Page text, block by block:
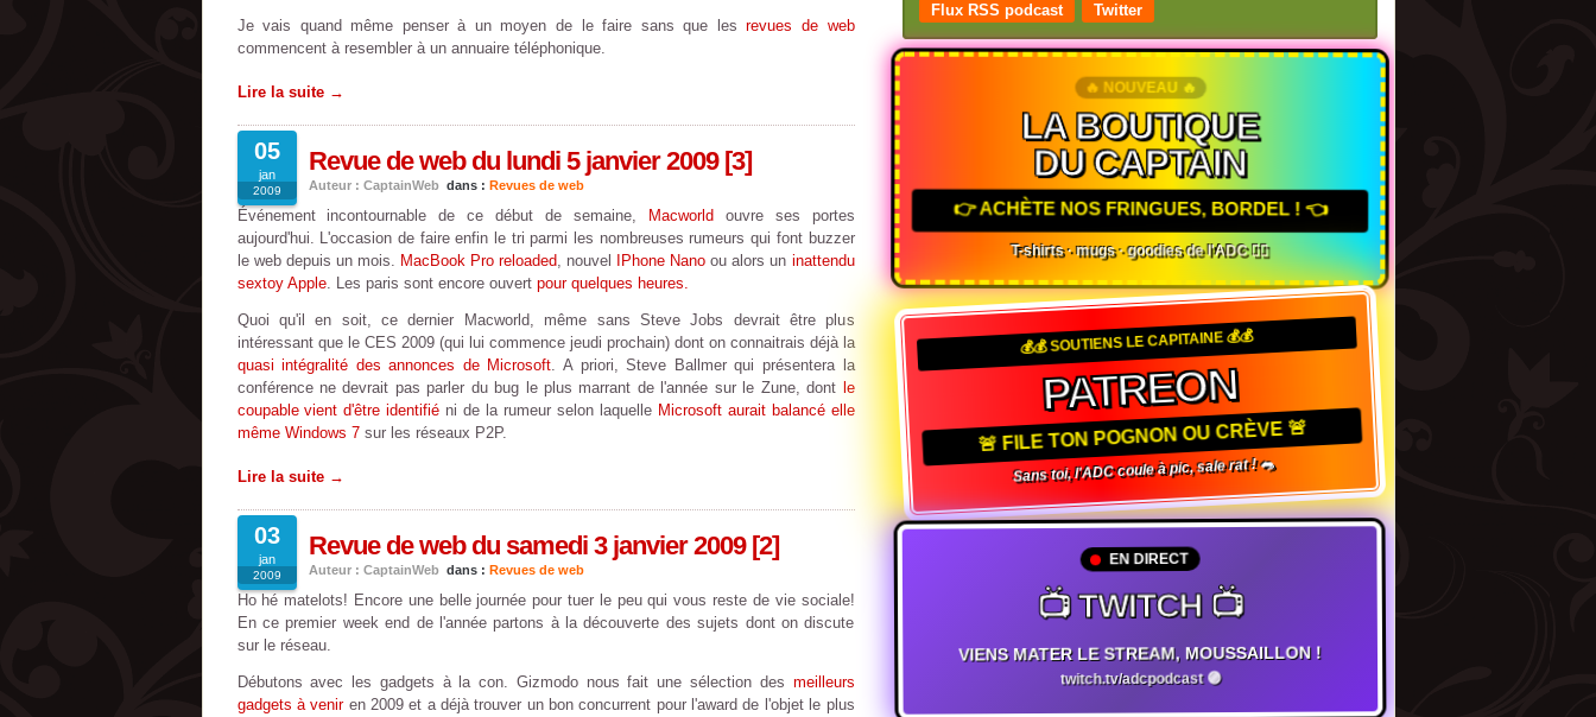
Je vais quand même penser à un moyen de le faire sans que lesrevues de web
commencent à resembler à un annuaire téléphonique.
Lire la suite →
05
jan
2009
Revue de web du lundi 5 janvier 2009 [3]
Auteur : CaptainWeb dans : Revues de web
Événement incontournable de ce début de semaine, Macworld ouvre ses portes
aujourd'hui. L'occasion de faire enfin le tri parmi les nombreuses rumeurs qui font buzzer
le web depuis un mois. MacBook Pro reloaded, nouvel IPhone Nano ou alors un inattendu
sextoy Apple. Les paris sont encore ouvert pour quelques heures.
Quoi qu'il en soit, ce dernier Macworld, même sans Steve Jobs devrait être plus
intéressant que le CES 2009 (qui lui commence jeudi prochain) dont on connaitrais déjà la
quasi intégralité des annonces de Microsoft. A priori, Steve Ballmer qui présentera la
conférence ne devrait pas parler du bug le plus marrant de l'année sur le Zune, dont le
coupable vient d'être identifié ni de la rumeur selon laquelle Microsoft aurait balancé elle
même Windows 7sur les réseaux P2P.
Lire la suite →
03
jan
2009
Revue de web du samedi 3 janvier 2009 [2]
Auteur : CaptainWeb dans : Revues de web
Ho hé matelots! Encore une belle journée pour tuer le peu qui vous reste de vie sociale!
En ce premier week end de l'année partons à la découverte des sujets dont on discute
sur le réseau.
Débutons avec les gadgets à la con. Gizmodo nous fait une sélection des meilleurs
gadgets à venir en 2009 et a déjà trouver un bon concurrent pour l'award de l'objet le plus
Flux RSS podcast Twitter
🔥 NOUVEAU 🔥
LA BOUTIQUE
DU CAPTAIN
👉 ACHÈTE NOS FRINGUES, BORDEL ! 👈
T-shirts · mugs · goodies de l'ADC 🏴‍☠️
💰💰 SOUTIENS LE CAPITAINE 💰💰
PATREON
🚨 FILE TON POGNON OU CRÈVE 🚨
Sans toi, l'ADC coule à pic, sale rat ! 🐀
EN DIRECT
📺 TWITCH 📺
VIENS MATER LE STREAM, MOUSSAILLON !
twitch.tv/adcpodcast 🟣